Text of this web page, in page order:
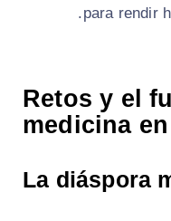
para rendir
Retos y el
medicina
La diáspora